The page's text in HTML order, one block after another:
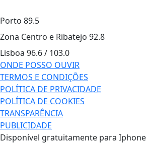
Porto 89.5
Zona Centro e Ribatejo 92.8
Lisboa 96.6 / 103.0
ONDE POSSO OUVIR
TERMOS E CONDIÇÕES
POLÍTICA DE PRIVACIDADE
POLÍTICA DE COOKIES
TRANSPARÊNCIA
PUBLICIDADE
Disponível gratuitamente para